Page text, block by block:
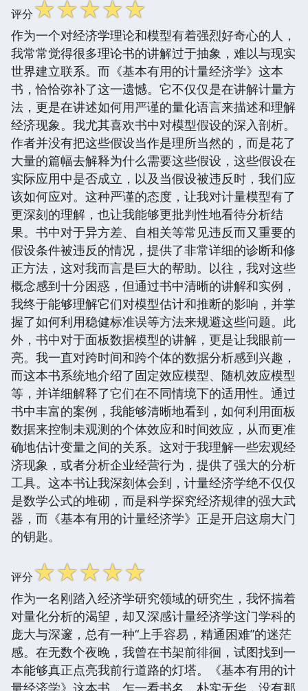
评分☆☆☆☆☆
作为一个对经济学理论和模型有着强烈好奇心的人，
我常常觉得很多理论书的讲解过于抽象，难以与现实
世界建立联系。而《基本有用的计量经济学》这本
书，恰恰弥补了这一遗憾。它不仅仅是在讲解计量方
法，更是在讲述如何用严谨的量化语言来描述和理解
经济现象。我尤其喜欢书中对模型假设的深入剖析。
作者并没有把这些假设当作是理所当然的，而是花了
大量的篇幅去解释为什么需要这些假设，这些假设在
实际应用中是否成立，以及当假设被违反时，我们应
该如何应对。这种严谨的态度，让我对计量模型有了
更深刻的理解，也让我能够更批判性地看待分析结
果。书中对于异方差、自相关等常见违反而又重要的
假设条件被违反的情况，提供了非常详细的诊断和修
正方法，这对我而言是巨大的帮助。以往，我对这些
概念感到十分困惑，但通过书中清晰的讲解和实例，
我终于能够理解它们对模型估计和推断的影响，并掌
握了如何利用稳健标准误等方法来规避这些问题。此
外，书中对于面板数据模型的讲解，更是让我眼前一
亮。我一直对跨时间和跨个体的数据分析感到兴趣，
而这本书系统地介绍了固定效应模型、随机效应模型
等，并详细解释了它们在不同情境下的适用性。通过
书中丰富的案例，我能够清晰地看到，如何利用面板
数据来控制未观测的个体效应和时间效应，从而更准
确地估计变量之间的关系。这对于我理解一些宏观经
济现象，或者分析企业经营行为，提供了强大的分析
工具。这本书让我深刻体会到，计量经济学绝不仅仅
是数学公式的堆砌，而是科学探究经济规律的强大武
器，而《基本有用的计量经济学》正是开启这扇大门
的钥匙。
评分☆☆☆☆☆
作为一名刚踏入经济学研究领域的研究生，我怀揣着
对量化分析的渴望，却又深感计量经济学这门学科的
庞大与深邃，总有一种“上手容易，精通困难”的迷茫
感。在无数个夜晚，我曾在书架前徘徊，试图找到一
本能够真正点亮我前行道路的灯塔。《基本有用的计
量经济学》这本书，乍一看书名，朴实无华，没有那